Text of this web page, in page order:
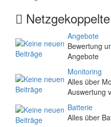
Angebote
Bewertung
Angebote
Monitoring
Alles über
Auswertung
Batterie
Alles über